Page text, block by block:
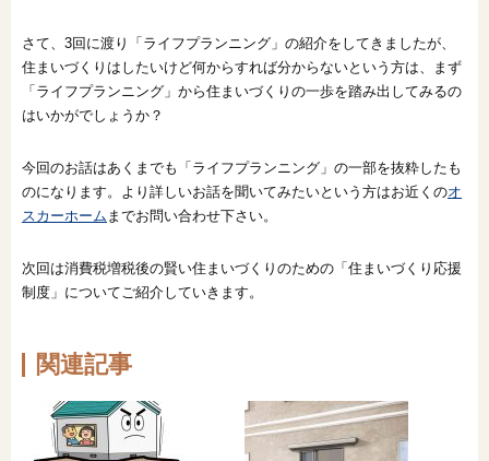
さて、3回に渡り「ライフプランニング」の紹介をしてきましたが、
住まいづくりはしたいけど何からすれば分からないという方は、まず
「ライフプランニング」から住まいづくりの一歩を踏み出してみるの
はいかがでしょうか？
今回のお話はあくまでも「ライフプランニング」の一部を抜粋したも
のになります。より詳しいお話を聞いてみたいという方はお近くのオ
スカーホーム までお問い合わせ下さい。
次回は消費税増税後の賢い住まいづくりのための「住まいづくり応援
制度」についてご紹介していきます。
関連記事